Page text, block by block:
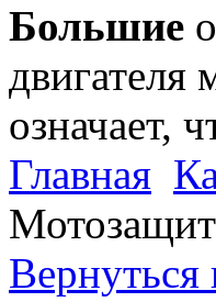
Большие
означает,
Главная
Вернуться